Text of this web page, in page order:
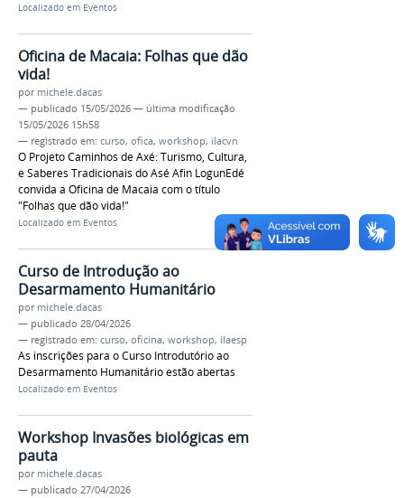
Localizado em Eventos
Oficina de Macaia: Folhas que dão
vida!
por michele.dacas
— publicado 15/05/2026 — última modificação
15/05/2026 15h58
— registrado em: curso, ofica, workshop, ilacvn
O Projeto Caminhos de Axé: Turismo, Cultura,
e Saberes Tradicionais do Asé Afin LogunEdé
convida a Oficina de Macaia com o título
"Folhas que dão vida!"
Localizado em Eventos
Curso de Introdução ao
Desarmamento Humanitário
por michele.dacas
— publicado 28/04/2026
— registrado em: curso, oficina, workshop, ilaesp
As inscrições para o Curso Introdutório ao
Desarmamento Humanitário estão abertas
Localizado em Eventos
Workshop Invasões biológicas em
pauta
por michele.dacas
— publicado 27/04/2026